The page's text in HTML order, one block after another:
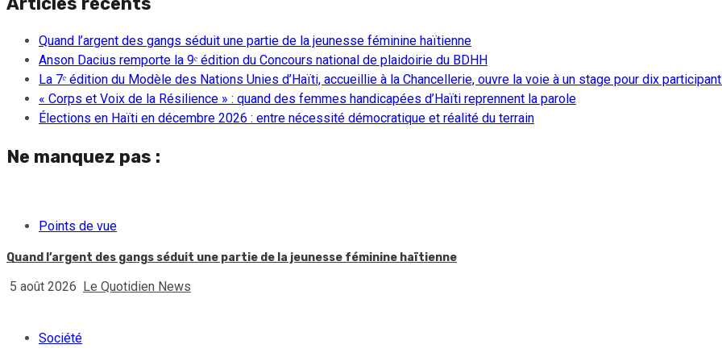
Quand l’argent des gangs séduit une partie de la jeunesse féminine haïtienne
Anson Dacius remporte la 9ᵉ édition du Concours national de plaidoirie du BDHH
La 7ᵉ édition du Modèle des Nations Unies d’Haïti, accueillie à la Chancellerie, ouvre la voie à un stage pour dix
« Corps et Voix de la Résilience » : quand des femmes handicapées d’Haïti reprennent la parole
Élections en Haïti en décembre 2026 : entre nécessité démocratique et réalité du terrain
Ne manquez pas :
Points de vue
Quand l’argent des gangs séduit une partie de la jeunesse féminine haïtienne
5 août 2026 Le Quotidien News
Société